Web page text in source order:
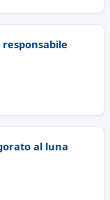
responsabile
al luna